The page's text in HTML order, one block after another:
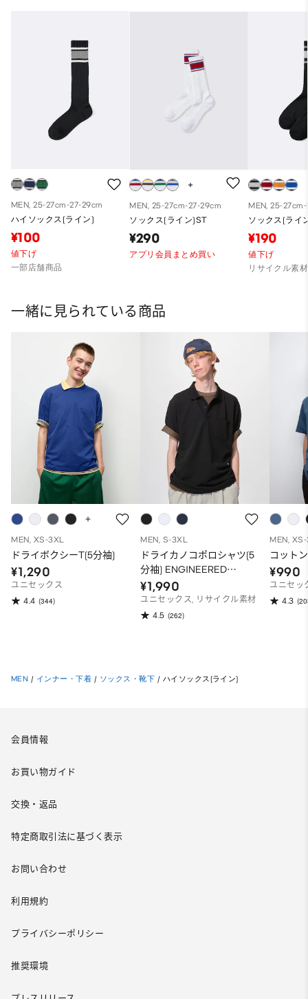
MEN, 25-27cm-27-29cm
ハイソックス(ライン)
¥100
値下げ
一部店舗商品
MEN, 25-27cm-27-29cm
ソックス(ライン)ST
¥290
アプリ会員まとめ買い
MEN, 25-
ソックス(ライ
¥190
値下げ
リサイクル素材
一緒に見られている商品
MEN, XS-3XL
ドライボクシーT(5分袖)
¥1,290
ユニセックス
4.4 (344)
MEN, S-3XL
ドライカノコポロシャツ(5
分袖) ENGINEERED
GARMENTS
¥1,990
ユニセックス, リサイクル素材
4.5 (262)
MEN,
コット
¥990
ユニセッ
4.3
MEN / インナー・下着 / ソックス・靴下 / ハイソックス(ライン)
会員情報
お買い物ガイド
交換・返品
特定商取引法に基づく表示
お問い合わせ
利用規約
プライバシーポリシー
推奨環境